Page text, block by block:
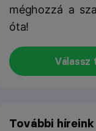
méghozzá a
óta!
Válassz
További híreink